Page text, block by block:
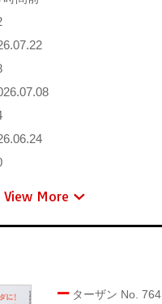
View More
ターザン No. 764